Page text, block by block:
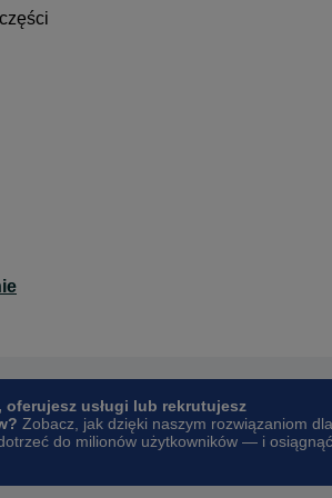
oferujesz usługi lub rekrutujesz
Zobacz, jak dzięki naszym rozwiązaniom dla
do milionów użytkowników — i osiągnąć